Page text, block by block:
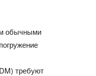
обычными
требуют